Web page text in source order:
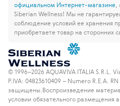
официальном Интернет-магазине
Siberian Wellness! Мы не
соблюдение условий ее хранения
приобретаете товар на сторонних
© 1996–2026 AQUAVIVA ITALIA S.R.L.
P.IVA: 04823610409 – Numero R.E.A.
защищены. Воспроизведение
условии обязательного размещения